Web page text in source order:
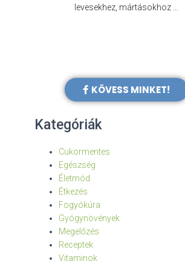
levesekhez, mártásokhoz …
KÖVESS MINKET!
Kategóriák
Cukormentes
Egészség
Életmód
Étkezés
Fogyókúra
Gyógynövények
Megelőzés
Receptek
Vitaminok